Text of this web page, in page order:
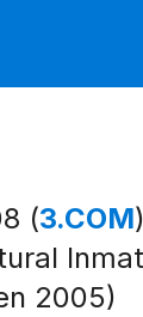
(3.COM
2005)